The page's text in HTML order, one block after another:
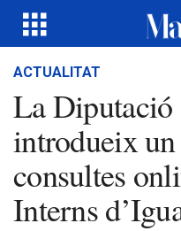
ACTUALITAT
La Diputació
introdueix
consultes
Interns